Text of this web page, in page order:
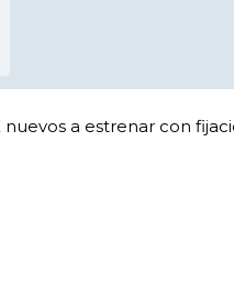
nuevos a estrenar con